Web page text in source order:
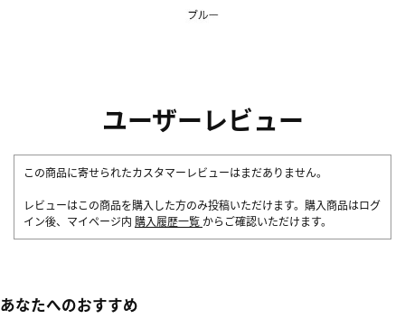
ユーザーレビュー
この商品に寄せられたカスタマーレビューはまだありません。
レビューはこの商品を購入した方のみ投稿いただけます。購入商品はログ
イン後、マイページ内 購入履歴一覧 からご確認いただけます。
あなたへのおすすめ